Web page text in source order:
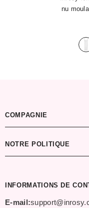
nu
COMPAGNIE
NOTRE POLITIQUE
INFORMATIONS DE
E-mail: